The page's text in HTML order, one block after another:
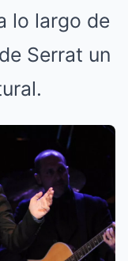
lo largo de
Serrat un